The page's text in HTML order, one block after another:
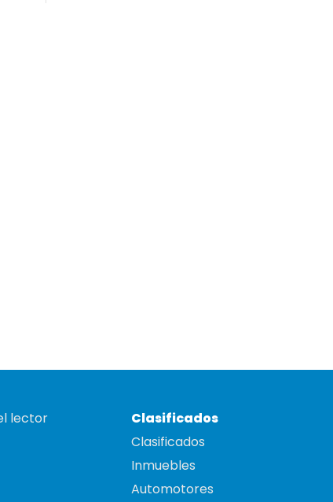
lector
Clasificados
Clasificados
Inmuebles
Automotores